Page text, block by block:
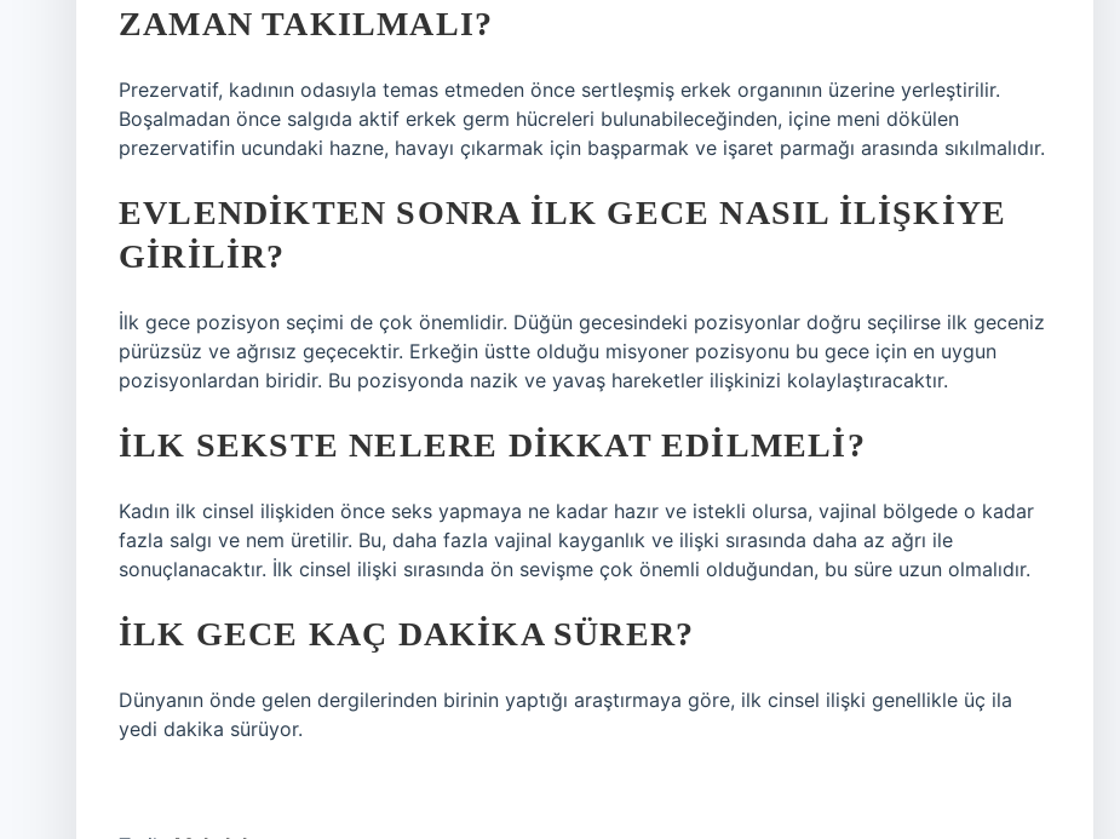
ZAMAN TAKILMALI?
Prezervatif, kadının odasıyla temas etmeden önce sertleşmiş erkek organının üzerine yerleştirilir.
Boşalmadan önce salgıda aktif erkek germ hücreleri bulunabileceğinden, içine meni dökülen
prezervatifin ucundaki hazne, havayı çıkarmak için başparmak ve işaret parmağı arasında sıkılmalıdır.
EVLENDIKTEN SONRA ILK GECE NASIL ILIŞKIYE
GIRILIR?
İlk gece pozisyon seçimi de çok önemlidir. Düğün gecesindeki pozisyonlar doğru seçilirse ilk geceniz
pürüzsüz ve ağrısız geçecektir. Erkeğin üstte olduğu misyoner pozisyonu bu gece için en uygun
pozisyonlardan biridir. Bu pozisyonda nazik ve yavaş hareketler ilişkinizi kolaylaştıracaktır.
İLK SEKSTE NELERE DIKKAT EDILMELI?
Kadın ilk cinsel ilişkiden önce seks yapmaya ne kadar hazır ve istekli olursa, vajinal bölgede o kadar
fazla salgı ve nem üretilir. Bu, daha fazla vajinal kayganlık ve ilişki sırasında daha az ağrı ile
sonuçlanacaktır. İlk cinsel ilişki sırasında ön sevişme çok önemli olduğundan, bu süre uzun olmalıdır.
İLK GECE KAÇ DAKIKA SÜRER?
Dünyanın önde gelen dergilerinden birinin yaptığı araştırmaya göre, ilk cinsel ilişki genellikle üç ila
yedi dakika sürüyor.